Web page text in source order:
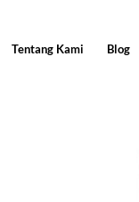
Tentang Kami Blog